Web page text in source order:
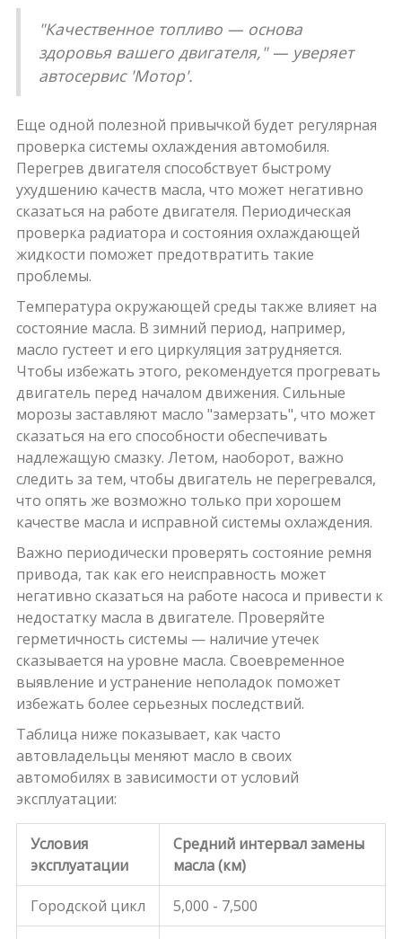
"Качественное топливо — основа
здоровья вашего двигателя," — уверяет
автосервис 'Мотор'.
Еще одной полезной привычкой будет регулярная
проверка системы охлаждения автомобиля.
Перегрев двигателя способствует быстрому
ухудшению качеств масла, что может негативно
сказаться на работе двигателя. Периодическая
проверка радиатора и состояния охлаждающей
жидкости поможет предотвратить такие
проблемы.
Температура окружающей среды также влияет на
состояние масла. В зимний период, например,
масло густеет и его циркуляция затрудняется.
Чтобы избежать этого, рекомендуется прогревать
двигатель перед началом движения. Сильные
морозы заставляют масло "замерзать", что может
сказаться на его способности обеспечивать
надлежащую смазку. Летом, наоборот, важно
следить за тем, чтобы двигатель не перегревался,
что опять же возможно только при хорошем
качестве масла и исправной системы охлаждения.
Важно периодически проверять состояние ремня
привода, так как его неисправность может
негативно сказаться на работе насоса и привести к
недостатку масла в двигателе. Проверяйте
герметичность системы — наличие утечек
сказывается на уровне масла. Своевременное
выявление и устранение неполадок поможет
избежать более серьезных последствий.
Таблица ниже показывает, как часто
автовладельцы меняют масло в своих
автомобилях в зависимости от условий
эксплуатации:
Условия
эксплуатации
Средний интервал замены
масла (км)
Городской цикл 5,000 - 7,500